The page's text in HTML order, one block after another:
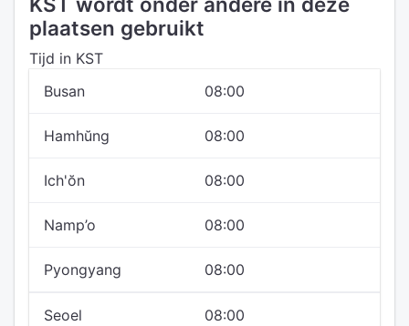
plaatsen gebruikt
Tijd in KST
Busan
08:00
Hamhŭng 08:00
Ich'ŏn 08:00
Namp’o 08:00
Pyongyang 08:00
Seoel 08:00